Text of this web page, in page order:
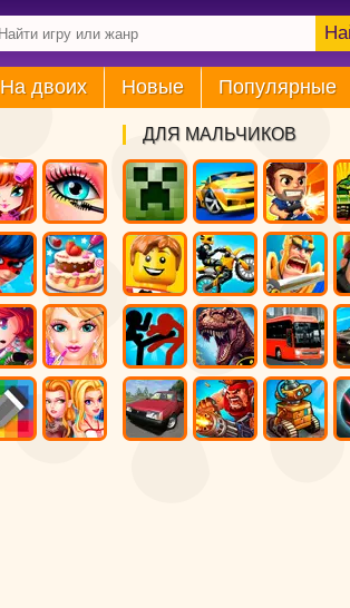
На двоих Новые Популярные
ДЛЯ МАЛЬЧИКОВ